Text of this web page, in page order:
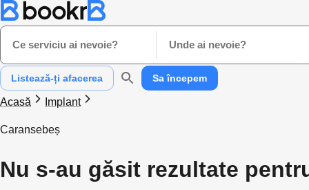
Ce serviciu ai nevoie? Unde ai nevoie?
Listează-ți afacerea Sa începem
Acasă Implant
Caransebeș
Nu s-au găsit rezultate